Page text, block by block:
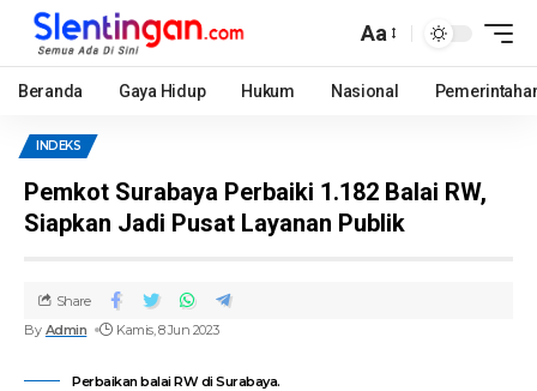
Aa
Beranda Gaya Hidup Hukum Nasional
INDEKS
Pemkot Surabaya Perbaiki 1.182 Balai RW,
Siapkan Jadi Pusat Layanan Publik
By Admin Kamis, 8 Jun 2023
Share
Perbaikan balai RW di Surabaya.